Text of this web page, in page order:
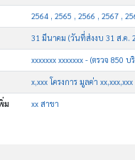
2564 , 2565 , 2566 , 2567 ,
31 มีนาคม (วันที่ส่งงบ 31 ส.ค.
xxxxxxx xxxxxxx - (ตรวจ 850
x,xxx โครงการ มูลค่า
ม xx สาขา